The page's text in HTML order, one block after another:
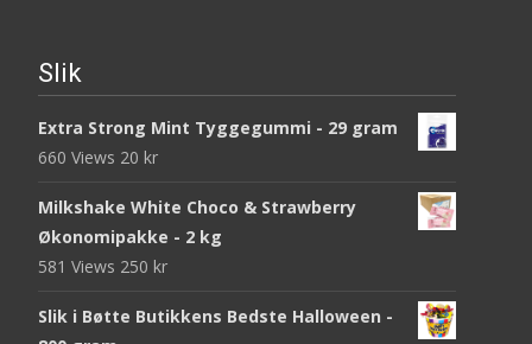
Slik
Extra Strong Mint Tyggegummi - 29 gram
660 Views 20 kr
Milkshake White Choco & Strawberry
Økonomipakke - 2 kg
581 Views 250 kr
Slik i Bøtte Butikkens Bedste Halloween -